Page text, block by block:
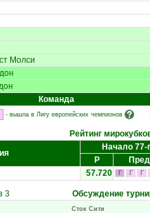
Молси
Команда
- вышла в Лигу европейских чемпионов
Рейтинг
Начало 77-
Р
57.720 Г Г Г
3 Обсуждение
Сток Сити